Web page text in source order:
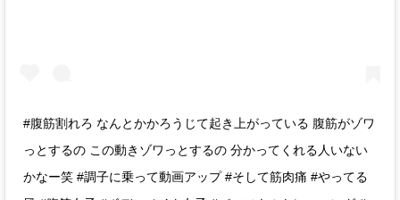
#腹筋割れろ なんとかかろうじて起き上がっている 腹筋がゾワ
っとするの この動きゾワっとするの 分かってくれる人いない
かなー笑 #調子に乗って動画アップ #そして筋肉痛 #やってる